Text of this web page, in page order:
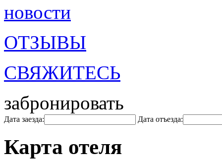
новости
ОТЗЫВЫ
СВЯЖИТЕСЬ
забронировать
Дата заезда: Дата отъезда:
Карта отеля